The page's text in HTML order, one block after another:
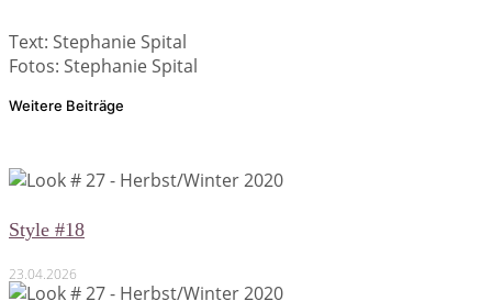
Text: Stephanie Spital
Fotos: Stephanie Spital
Weitere Beiträge
Style #18
23.04.2026